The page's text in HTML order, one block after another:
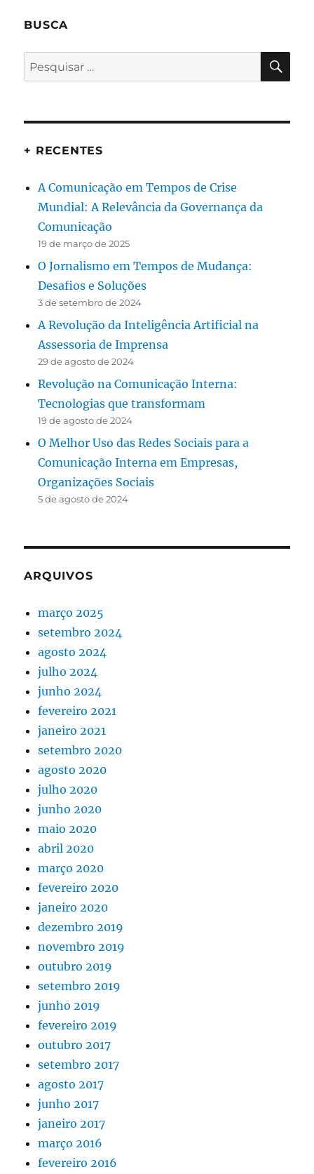
BUSCA
Pesquisar
por:
+ RECENTES
A Comunicação em Tempos de Crise
Mundial: A Relevância da Governança da
Comunicação
19 de março de 2025
O Jornalismo em Tempos de Mudança:
Desafios e Soluções
3 de setembro de 2024
A Revolução da Inteligência Artificial na
Assessoria de Imprensa
29 de agosto de 2024
Revolução na Comunicação Interna:
Tecnologias que transformam
19 de agosto de 2024
O Melhor Uso das Redes Sociais para a
Comunicação Interna em Empresas,
Organizações Sociais
5 de agosto de 2024
ARQUIVOS
março 2025
setembro 2024
agosto 2024
julho 2024
junho 2024
fevereiro 2021
janeiro 2021
setembro 2020
agosto 2020
julho 2020
junho 2020
maio 2020
abril 2020
março 2020
fevereiro 2020
janeiro 2020
dezembro 2019
novembro 2019
outubro 2019
setembro 2019
junho 2019
fevereiro 2019
outubro 2017
setembro 2017
agosto 2017
junho 2017
janeiro 2017
março 2016
fevereiro 2016